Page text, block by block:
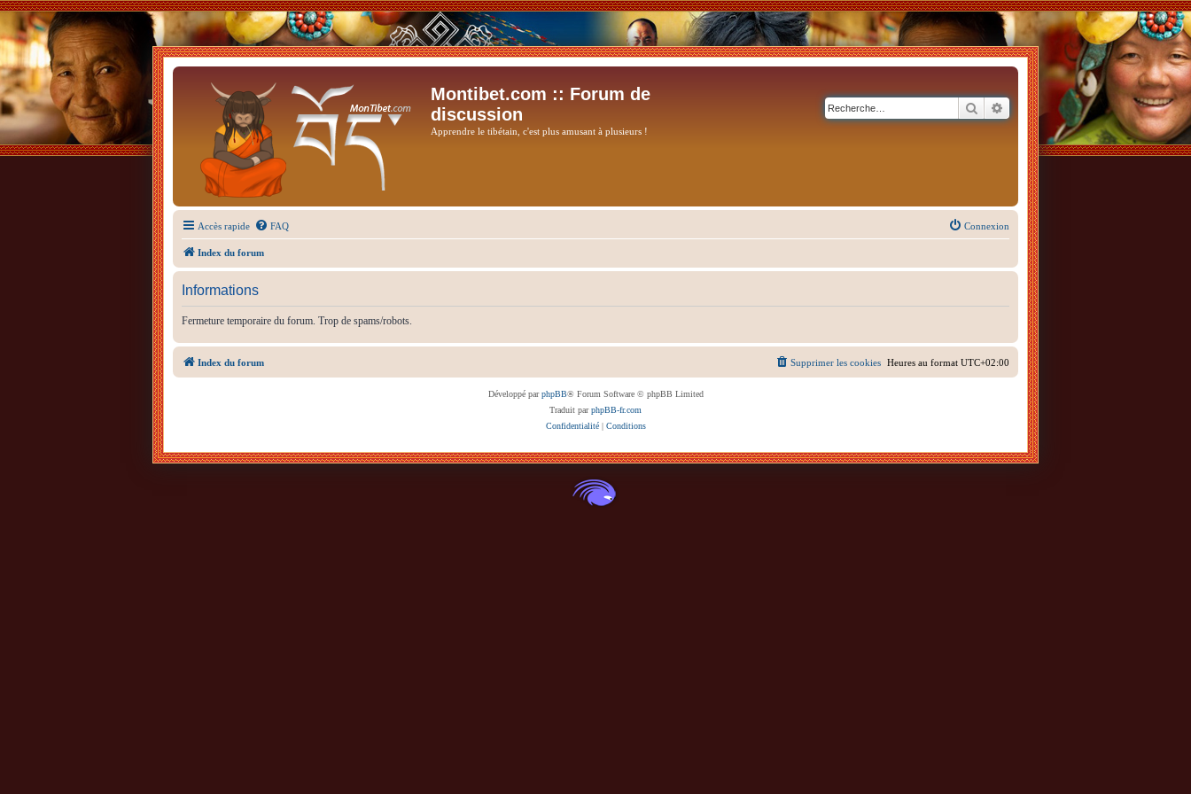
Montibet.com :: Forum de
discussion
Apprendre le tibétain, c'est plus amusant à plusieurs !
RechercherRecherche avancée
Accès rapide FAQ Connexion
Index du forum
Informations
Fermeture temporaire du forum. Trop de spams/robots.
Index du forum Heures au format UTC+02:00
Supprimer les cookies
Développé parphpBB® Forum Software © phpBB Limited
Traduit parphpBB-fr.com
Confidentialité| Conditions